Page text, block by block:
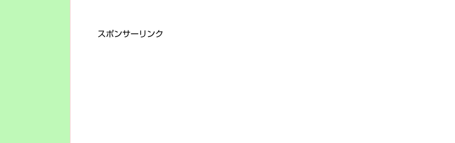
スポンサーリンク